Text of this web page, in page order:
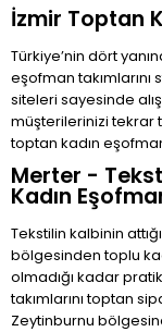
İzmir Toptan
Türkiye’nin dört
eşofman takımlarını
siteleri sayesinde
müşterilerinizi tekrar
toptan kadın
Merter -
Kadın
Tekstilin kalbinin
bölgesinden toplu
olmadığı kadar
takımlarını toptan
Zeytinburnu